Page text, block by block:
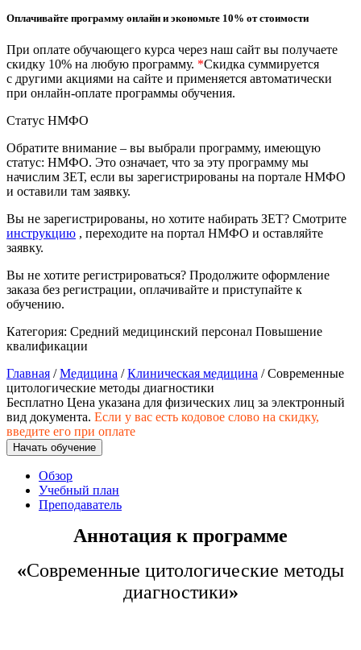
природообустройство
Экологическая безопасность в
Управление охраной труда.
Техносферная безопасность
Допуски
Безопасность труда
Экономика и управление
общественного питания в
организации
Управление административно-
хозяйственной деятельностью
Техника-технологии
Прикладная геология, горное дело,
нефтегазовое дело и геодезия
Техника и технологии наземного
Оплачивайте программу онлайн и экономьте 10% от стоимости
При оплате обучающего курса через наш сайт вы получаете
скидку 10% на любую программу. *Скидка суммируется
с другими акциями на сайте и применяется автоматически
при онлайн-оплате программы обучения.
Статус НМФО
Обратите внимание – вы выбрали программу, имеющую
статус: НМФО. Это означает, что за эту программу мы
начислим ЗЕТ, если вы зарегистрированы на портале НМФО
и оставили там заявку.
Вы не зарегистрированы, но хотите набирать ЗЕТ? Смотрите
инструкцию , переходите на портал НМФО и оставляйте
заявку.
Вы не хотите регистрироваться? Продолжите оформление
заказа без регистрации, оплачивайте и приступайте к
обучению.
Категория: Средний медицинский персонал Повышение
квалификации
Главная /Медицина /Клиническая медицина / Современные
цитологические методы диагностики
Бесплатно Цена указана для физических лиц за электронный
вид документа. Если у вас есть кодовое слово на скидку,
введите его при оплате
Начать обучение
Обзор
Учебный план
Преподаватель
Аннотация к программе
«Современные цитологические методы
диагностики»